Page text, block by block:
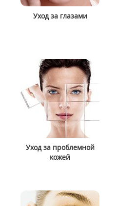
Уход за глазами
Уход за проблемной
кожей